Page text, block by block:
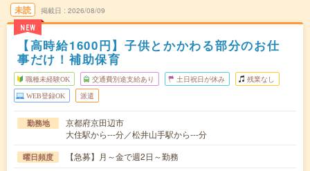
未読
NEW
掲載日 2026/08/09
【高時給1600円】子供とかかわる部分のお仕
事だけ！補助保育
職種未経験OK 交通費別途支給あり 土日祝日が休み 残業なし
WEB登録OK 派遣
勤務地
京都府京田辺市
大住駅から---分／松井山手駅から---分
曜日頻度 【急募】月～金で週2日～勤務